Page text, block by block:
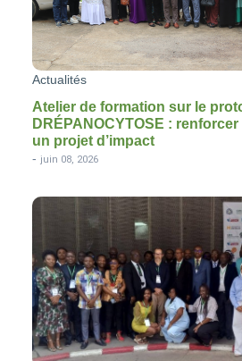
Actualités
Atelier de formation sur le
DRÉPANOCYTOSE :
un projet d’impact
- juin 08, 2026